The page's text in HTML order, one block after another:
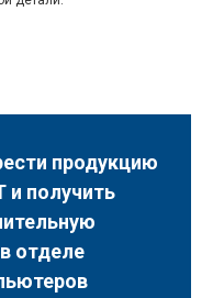
продукцию
и получить
отделе